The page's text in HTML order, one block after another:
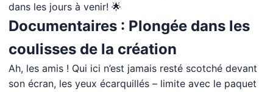
dans les jours à venir! 🌟
Documentaires : Plongée dans les
coulisses de la création
Ah, les amis ! Qui ici n’est jamais resté scotché devant
son écran, les yeux écarquillés – limite avec le paquet